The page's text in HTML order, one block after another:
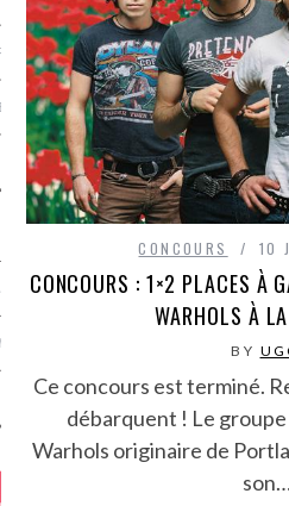
CONCOURS 10
CONCOURS : 1×2 PLACES À
WARHOLS À
BY
Ce concours est terminé.
débarquent ! Le
Warhols originaire de